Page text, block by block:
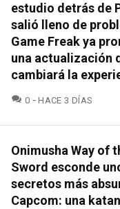
estudio detrás de
salió lleno de
Game Freak ya
una actualización
cambiará la
0 COMENTARIOS
HACE 3 DÍAS
Onimusha Way of
Sword esconde
secretos más
Capcom: una